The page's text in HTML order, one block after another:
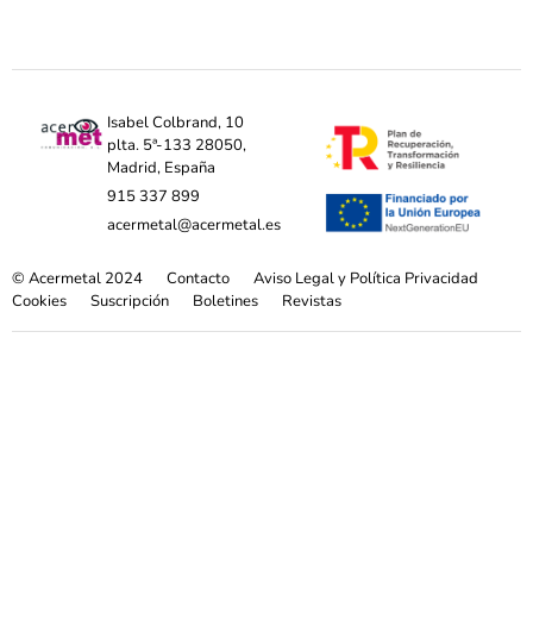
Isabel Colbrand, 10
plta. 5ª-133 28050,
Madrid, España
915 337 899
acermetal@acermetal.es
© Acermetal 2024 Contacto
Aviso Legal y Política Privacidad
Cookies
Suscripción Boletines Revistas